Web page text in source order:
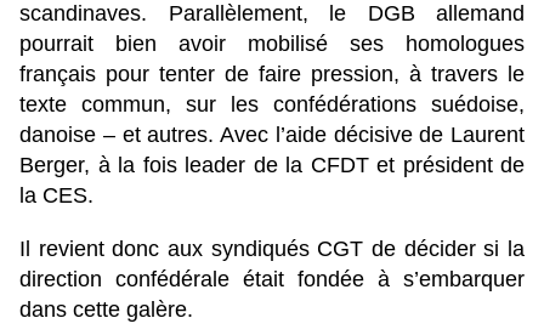
scandinaves. Parallèlement, le DGB allemand
pourrait bien avoir mobilisé ses homologues
français pour tenter de faire pression, à travers le
texte commun, sur les confédérations suédoise,
danoise – et autres. Avec l’aide décisive de Laurent
Berger, à la fois leader de la CFDT et président de
la CES.
Il revient donc aux syndiqués CGT de décider si la
direction confédérale était fondée à s’embarquer
dans cette galère.